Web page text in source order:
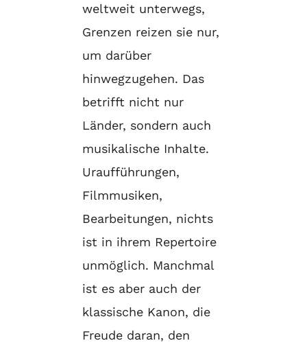
weltweit unterwegs,
Grenzen reizen sie nur,
um darüber
hinwegzugehen. Das
betrifft nicht nur
Länder, sondern auch
musikalische Inhalte.
Uraufführungen,
Filmmusiken,
Bearbeitungen, nichts
ist in ihrem Repertoire
unmöglich. Manchmal
ist es aber auch der
klassische Kanon, die
Freude daran, den